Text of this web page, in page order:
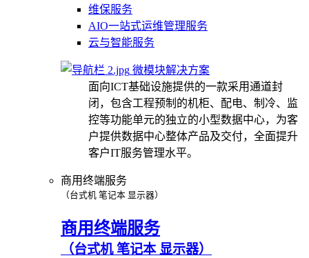
维保服务
AIO一站式运维管理服务
云与智能服务
微模块解决方案
面向ICT基础设施提供的一款采用通道封
闭，包含工程预制的机柜、配电、制冷、监
控等功能单元的独立的小型数据中心，为客
户提供数据中心整体产品及交付，全面提升
客户IT服务管理水平。
商用终端服务
（台式机 笔记本 显示器）
商用终端服务
（台式机 笔记本 显示器）